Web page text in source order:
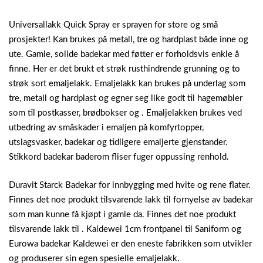
Universallakk Quick Spray er sprayen for store og små
prosjekter! Kan brukes på metall, tre og hardplast både inne og
ute. Gamle, solide badekar med føtter er forholdsvis enkle å
finne. Her er det brukt et strøk rusthindrende grunning og to
strøk sort emaljelakk. Emaljelakk kan brukes på underlag som
tre, metall og hardplast og egner seg like godt til hagemøbler
som til postkasser, brødbokser og . Emaljelakken brukes ved
utbedring av småskader i emaljen på komfyrtopper,
utslagsvasker, badekar og tidligere emaljerte gjenstander.
Stikkord badekar baderom fliser fuger oppussing renhold.
Duravit Starck Badekar for innbygging med hvite og rene flater.
Finnes det noe produkt tilsvarende lakk til fornyelse av badekar
som man kunne få kjøpt i gamle da. Finnes det noe produkt
tilsvarende lakk til . Kaldewei 1cm frontpanel til Saniform og
Eurowa badekar Kaldewei er den eneste fabrikken som utvikler
og produserer sin egen spesielle emaljelakk.